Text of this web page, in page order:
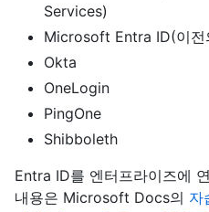
Services)
Microsoft Entra ID(이전
Okta
OneLogin
PingOne
Shibboleth
Entra ID를 엔터프라이즈에
내용은 Microsoft Docs의 자